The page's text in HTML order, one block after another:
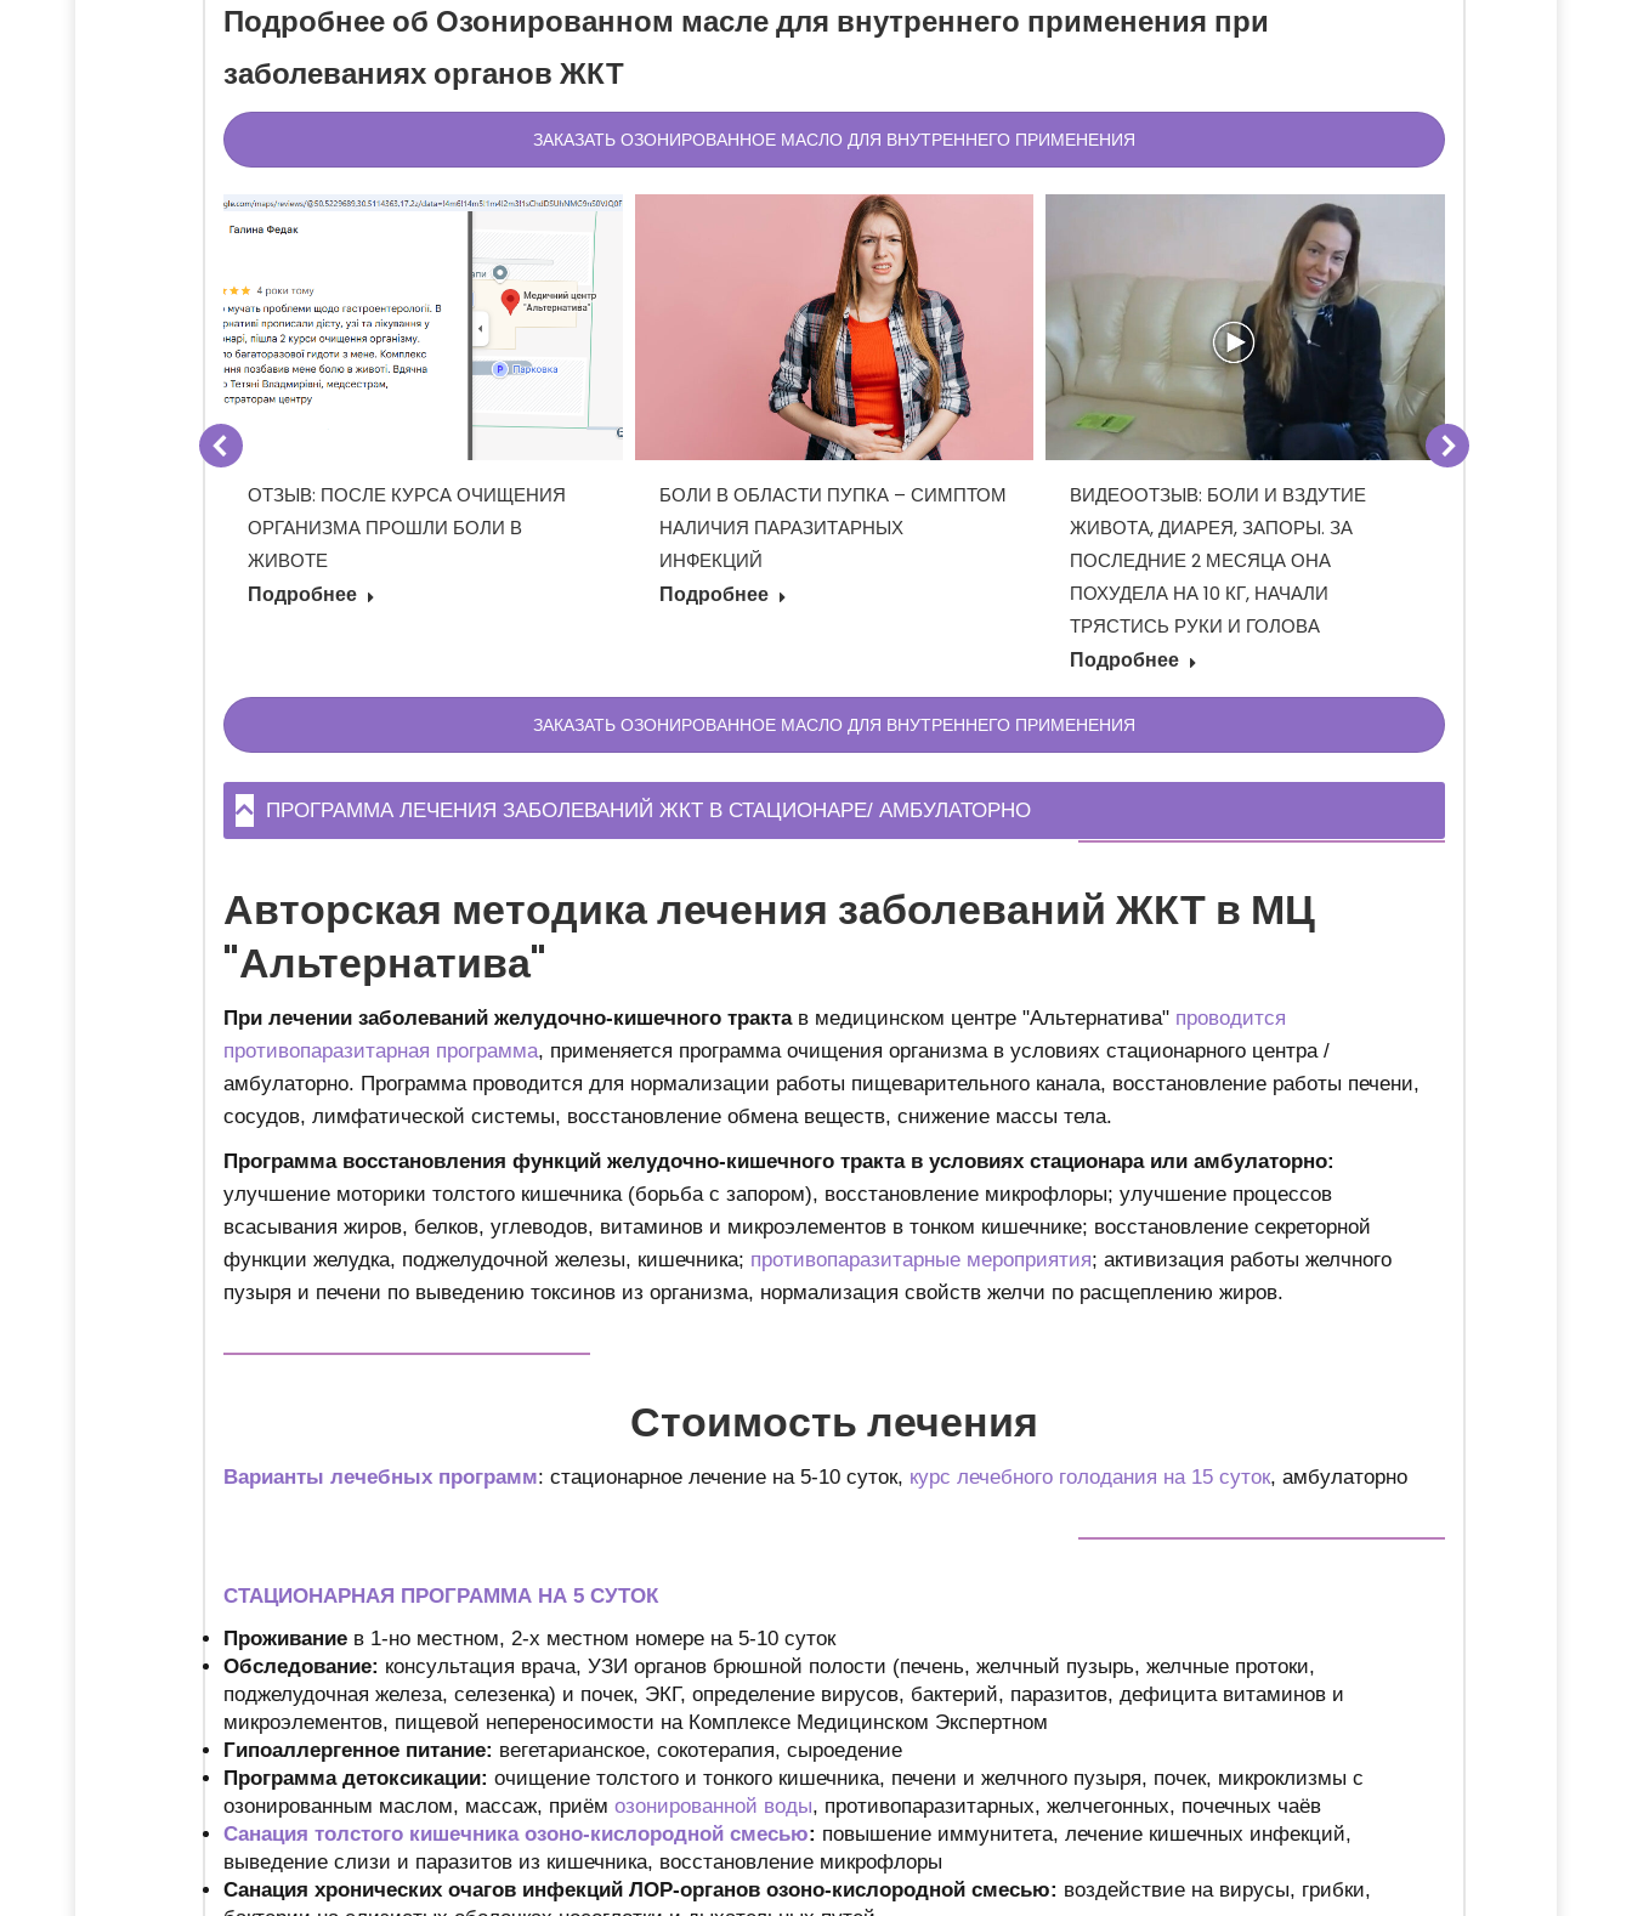
Подробнее об Озонированном масле для внутреннего применения при
заболеваниях органов ЖКТ
ЗАКАЗАТЬ ОЗОНИРОВАННОЕ МАСЛО ДЛЯ ВНУТРЕННЕГО ПРИМЕНЕНИЯ
ОТЗЫВ: ПОСЛЕ КУРСА ОЧИЩЕНИЯ
ОРГАНИЗМА ПРОШЛИ БОЛИ В
ЖИВОТЕ
Подробнее
БОЛИ В ОБЛАСТИ ПУПКА – СИМПТОМ
НАЛИЧИЯ ПАРАЗИТАРНЫХ
ИНФЕКЦИЙ
Подробнее
ВИДЕООТЗЫВ: БОЛИ И ВЗДУТИЕ
ЖИВОТА, ДИАРЕЯ, ЗАПОРЫ. ЗА
ПОСЛЕДНИЕ 2 МЕСЯЦА ОНА
ПОХУДЕЛА НА 10 КГ, НАЧАЛИ
ТРЯСТИСЬ РУКИ И ГОЛОВА
Подробнее
ЗАКАЗАТЬ ОЗОНИРОВАННОЕ МАСЛО ДЛЯ ВНУТРЕННЕГО ПРИМЕНЕНИЯ
ПРОГРАММА ЛЕЧЕНИЯ ЗАБОЛЕВАНИЙ ЖКТ В СТАЦИОНАРЕ/ АМБУЛАТОРНО
Авторская методика лечения заболеваний ЖКТ в МЦ
"Альтернатива"
При лечении заболеваний желудочно-кишечного трактав медицинском центре "Альтернатива" проводится
противопаразитарная программа, применяется программа очищения организма в условиях стационарного центра /
амбулаторно. Программа проводится для нормализации работы пищеварительного канала, восстановление работы печени,
сосудов, лимфатической системы, восстановление обмена веществ, снижение массы тела.
Программа восстановления функций желудочно-кишечного тракта в условиях стационара или амбулаторно:
улучшение моторики толстого кишечника (борьба с запором), восстановление микрофлоры; улучшение процессов
всасывания жиров, белков, углеводов, витаминов и микроэлементов в тонком кишечнике; восстановление секреторной
функции желудка, поджелудочной железы, кишечника; противопаразитарные мероприятия; активизация работы желчного
пузыря и печени по выведению токсинов из организма, нормализация свойств желчи по расщеплению жиров.
Стоимость лечения
Варианты лечебных программ: стационарное лечение на 5-10 суток, курс лечебного голодания на 15 суток, амбулаторно
СТАЦИОНАРНАЯ ПРОГРАММА НА 5 СУТОК
Проживание в 1-но местном, 2-х местном номере на 5-10 суток
Обследование: консультация врача, УЗИ органов брюшной полости (печень, желчный пузырь, желчные протоки,
поджелудочная железа, селезенка) и почек, ЭКГ, определение вирусов, бактерий, паразитов, дефицита витаминов и
микроэлементов, пищевой непереносимости на Комплексе Медицинском Экспертном
Гипоаллергенное питание: вегетарианское, сокотерапия, сыроедение
Программа детоксикации: очищение толстого и тонкого кишечника, печени и желчного пузыря, почек, микроклизмы с
озонированным маслом, массаж, приём озонированной воды, противопаразитарных, желчегонных, почечных чаёв
Санация толстого кишечника озоно-кислородной смесью: повышение иммунитета, лечение кишечных инфекций,
выведение слизи и паразитов из кишечника, восстановление микрофлоры
Санация хронических очагов инфекций ЛОР-органов озоно-кислородной смесью: воздействие на вирусы, грибки,